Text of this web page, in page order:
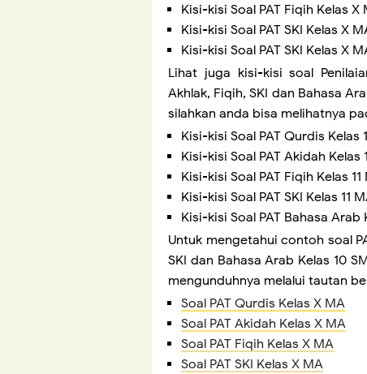
Kisi-kisi Soal PAT Fiqih Kelas X
Kisi-kisi Soal PAT SKI Kelas X
Kisi-kisi Soal PAT SKI Kelas X
Lihat juga kisi-kisi soal
Akhlak, Fiqih, SKI dan Bahasa
silahkan anda bisa melihatnya
Kisi-kisi Soal PAT Qurdis Kelas
Kisi-kisi Soal PAT Akidah Kelas
Kisi-kisi Soal PAT Fiqih Kelas 11
Kisi-kisi Soal PAT SKI Kelas 11
Kisi-kisi Soal PAT Bahasa Arab
Untuk mengetahui contoh soal
SKI dan Bahasa Arab Kelas 10
mengunduhnya melalui tautan
Soal PAT Qurdis Kelas X MA
Soal PAT Akidah Kelas X MA
Soal PAT Fiqih Kelas X MA
Soal PAT SKI Kelas X MA